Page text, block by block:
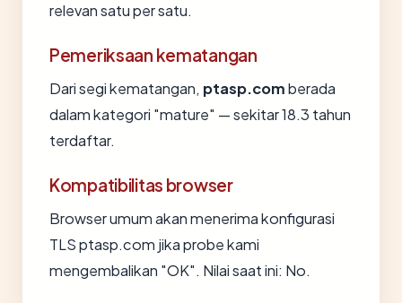
relevan satu per satu.
Pemeriksaan kematangan
Dari segi kematangan, ptasp.comberada
dalam kategori "mature" — sekitar 18.3 tahun
terdaftar.
Kompatibilitas browser
Browser umum akan menerima konfigurasi
TLS ptasp.com jika probe kami
mengembalikan "OK". Nilai saat ini: No.